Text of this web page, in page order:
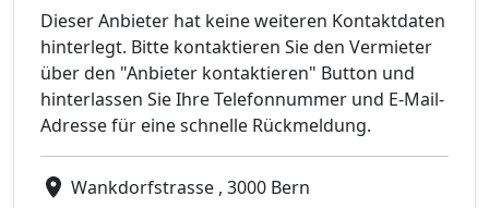
Dieser Anbieter hat keine weiteren Kontaktdaten
hinterlegt. Bitte kontaktieren Sie den Vermieter
über den "Anbieter kontaktieren" Button und
hinterlassen Sie Ihre Telefonnummer und E-Mail-
Adresse für eine schnelle Rückmeldung.
Wankdorfstrasse , 3000 Bern